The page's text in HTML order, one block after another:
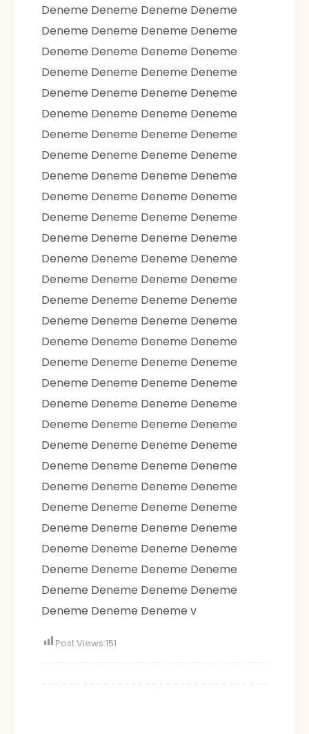
Deneme Deneme Deneme Deneme
Deneme Deneme Deneme Deneme
Deneme Deneme Deneme Deneme
Deneme Deneme Deneme Deneme
Deneme Deneme Deneme Deneme
Deneme Deneme Deneme Deneme
Deneme Deneme Deneme Deneme
Deneme Deneme Deneme Deneme
Deneme Deneme Deneme Deneme
Deneme Deneme Deneme Deneme
Deneme Deneme Deneme Deneme
Deneme Deneme Deneme Deneme
Deneme Deneme Deneme Deneme
Deneme Deneme Deneme Deneme
Deneme Deneme Deneme Deneme
Deneme Deneme Deneme Deneme
Deneme Deneme Deneme Deneme
Deneme Deneme Deneme Deneme
Deneme Deneme Deneme Deneme
Deneme Deneme Deneme Deneme
Deneme Deneme Deneme Deneme
Deneme Deneme Deneme Deneme
Deneme Deneme Deneme Deneme
Deneme Deneme Deneme Deneme
Deneme Deneme Deneme Deneme
Deneme Deneme Deneme Deneme
Deneme Deneme Deneme Deneme
Deneme Deneme Deneme Deneme
Deneme Deneme Deneme Deneme
Deneme Deneme Deneme v
Post Views:151